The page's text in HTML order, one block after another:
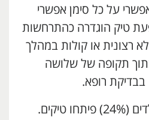
על כל סימן אפשרי
טיק הוגדרה כהתרחשות
רצונית או קולות במהלך
תקופה של שלושה
רופא.
במהלך המחקר, 61 ילדים (24%) פיתחו טיקים.